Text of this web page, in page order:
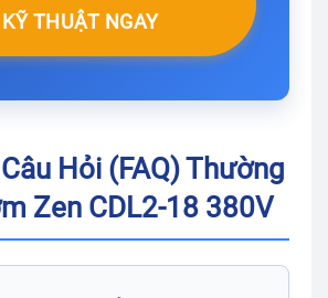
KỸ THUẬT NGAY
Hỏi (FAQ) Thường
Zen CDL2-18 380V